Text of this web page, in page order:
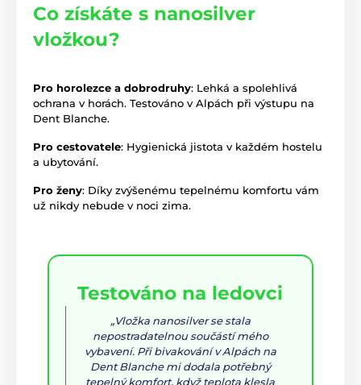
Co získáte s nanosilver
vložkou?
Pro horolezce a dobrodruhy: Lehká a spolehlivá
ochrana v horách. Testováno v Alpách při výstupu na
Dent Blanche.
Pro cestovatele: Hygienická jistota v každém hostelu
a ubytování.
Pro ženy: Díky zvýšenému tepelnému komfortu vám
už nikdy nebude v noci zima.
Testováno na ledovci
„Vložka nanosilver se stala
nepostradatelnou součástí mého
vybavení. Při bivakování v Alpách na
Dent Blanche mi dodala potřebný
tepelný komfort, když teplota klesla